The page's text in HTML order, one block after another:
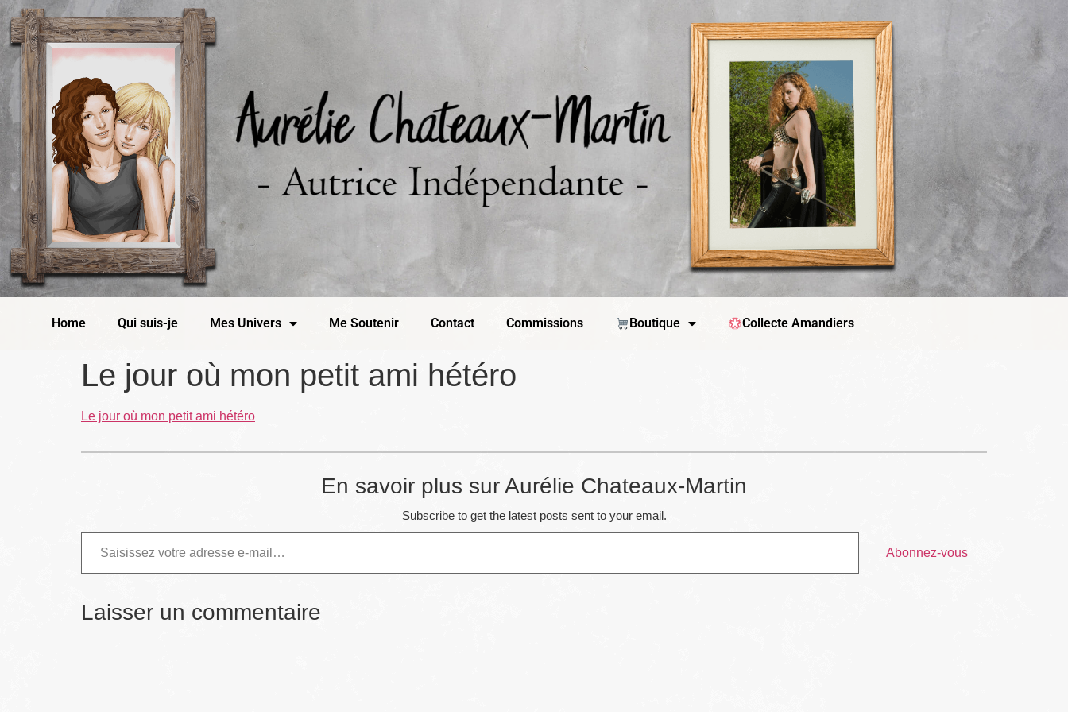
Home Qui suis-je Mes Univers Me Soutenir Contact Commissions Boutique Collecte Amandiers
Le jour où mon petit ami hétéro
Le jour où mon petit ami hétéro
En savoir plus sur Aurélie Chateaux-Martin
Subscribe to get the latest posts sent to your email.
Abonnez-vous
Laisser un commentaire